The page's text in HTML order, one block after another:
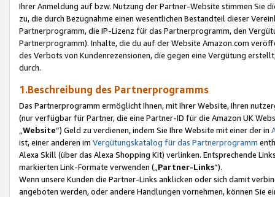
Ihrer Anmeldung auf bzw. Nutzung der Partner-Website stimmen Sie
zu, die durch Bezugnahme einen wesentlichen Bestandteil dieser
Partnerprogramm, die IP-Lizenz für das Partnerprogramm, den
Partnerprogramm). Inhalte, die du auf der Website Amazon.com
des Verbots von Kundenrezensionen, die gegen eine Vergütung
durch.
1.Beschreibung des Partnerprogramms
Das Partnerprogramm ermöglicht Ihnen, mit Ihrer Website, Ihren
(nur verfügbar für Partner, die eine Partner-ID für die Amazon UK
Website“) Geld zu verdienen, indem Sie Ihre Website mit einer der in
ist, einer anderen im Vergütungskatalog für das Partnerprogramm
Alexa Skill (über das Alexa Shopping Kit) verlinken. Entsprechende
markierten Link-Formate verwenden („ Partner-Links“).
Wenn unsere Kunden die Partner-Links anklicken oder sich damit
angeboten werden, oder andere Handlungen vornehmen, können Sie